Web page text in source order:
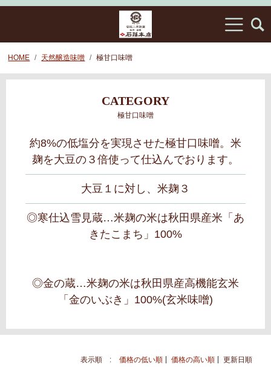
HOME 天然醸造味噌 極甘口味噌
CATEGORY
極甘口味噌
約8%の低塩分を実現させた極甘口味噌。米
麹を大豆の３倍使って仕込んでおります。
大豆１に対し、米麹３
◎寒仕込雪見蔵…米麹の米は秋田県産米「あ
きたこまち」100%
◎金の蔵…米麹の米は秋田県産高機能玄米
「金のいぶき」100%(玄米味噌)
表示順 : 価格の低い順 価格の高い順 更新日順